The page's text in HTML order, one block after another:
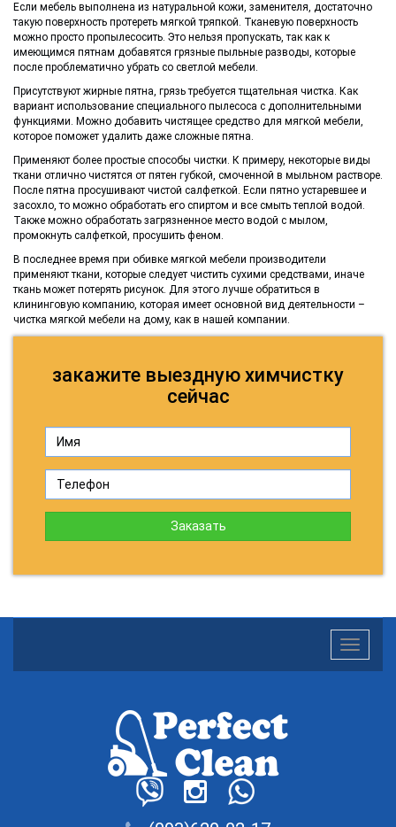
Если мебель выполнена из натуральной кожи, заменителя, достаточно
такую поверхность протереть мягкой тряпкой. Тканевую поверхность
можно просто пропылесосить. Это нельзя пропускать, так как к
имеющимся пятнам добавятся грязные пыльные разводы, которые
после проблематично убрать со светлой мебели.
Присутствуют жирные пятна, грязь требуется тщательная чистка. Как
вариант использование специального пылесоса с дополнительными
функциями. Можно добавить чистящее средство для мягкой мебели,
которое поможет удалить даже сложные пятна.
Применяют более простые способы чистки. К примеру, некоторые виды
ткани отлично чистятся от пятен губкой, смоченной в мыльном растворе.
После пятна просушивают чистой салфеткой. Если пятно устаревшее и
засохло, то можно обработать его спиртом и все смыть теплой водой.
Также можно обработать загрязненное место водой с мылом,
промокнуть салфеткой, просушить феном.
В последнее время при обивке мягкой мебели производители
применяют ткани, которые следует чистить сухими средствами, иначе
ткань может потерять рисунок. Для этого лучше обратиться в
клининговую компанию, которая имеет основной вид деятельности –
чистка мягкой мебели на дому, как в нашей компании.
закажите выездную химчистку
сейчас
Заказать
Toggle